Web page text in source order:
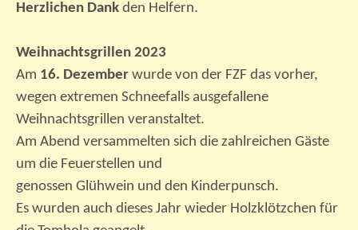
Herzlichen Dank den Helfern.
Weihnachtsgrillen 2023
Am 16. Dezember wurde von der FZF das vorher,
wegen extremen Schneefalls ausgefallene
Weihnachtsgrillen veranstaltet.
Am Abend versammelten sich die zahlreichen Gäste
um die Feuerstellen und
genossen Glühwein und den Kinderpunsch.
Es wurden auch dieses Jahr wieder Holzklötzchen für